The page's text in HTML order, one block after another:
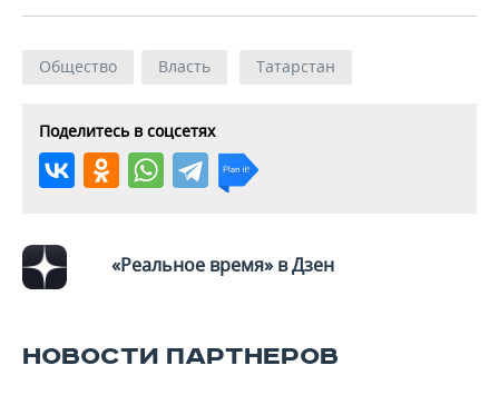
Общество Власть Татарстан
Поделитесь в соцсетях
«Реальное время» в Дзен
НОВОСТИ ПАРТНЕРОВ